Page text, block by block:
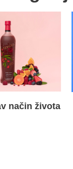
način života